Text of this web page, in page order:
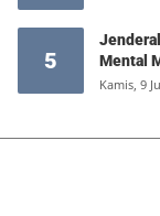
5
Mental
Kamis, 9